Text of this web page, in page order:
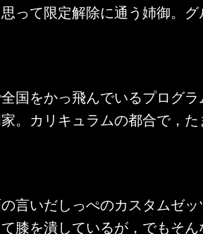
って限定解除に通う姉御。
国をかっ飛んでいるプログ
。カリキュラムの都合で，
言いだしっぺのカスタムゼ
膝を潰しているが，でもそ